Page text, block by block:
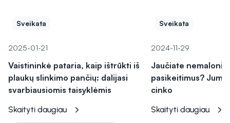
Sveikata
2025-01-21
Vaistininkė pataria, kaip ištrūkti iš
plaukų slinkimo pančių: dalijasi
svarbiausiomis taisyklėmis
Skaityti daugiau
Sveikata
2024-11-29
Jaučiate
pasikeitimus?
cinko
Skaityti daugiau